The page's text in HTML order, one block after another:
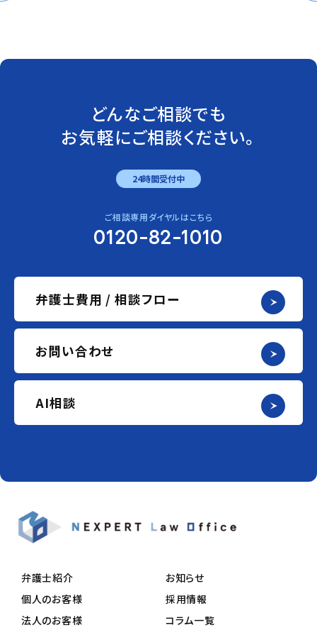
どんなご相談でも
お気軽にご相談ください。
24時間受付中
ご相談専用ダイヤルはこちら
0120-82-1010
弁護士費用 / 相談フロー
お問い合わせ
AI相談
弁護士紹介
個人のお客様
法人のお客様
お知らせ
採用情報
コラム一覧